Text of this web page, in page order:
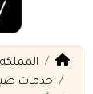
خدمات